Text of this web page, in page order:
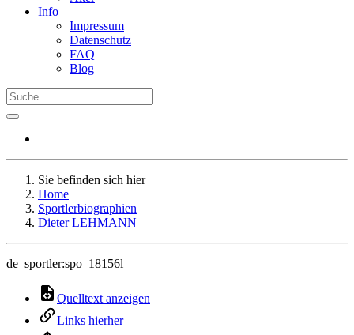
Info
Impressum
Datenschutz
FAQ
Blog
Sie befinden sich hier
Home
Sportlerbiographien
Dieter LEHMANN
de_sportler:spo_18156l
Quelltext anzeigen
Links hierher